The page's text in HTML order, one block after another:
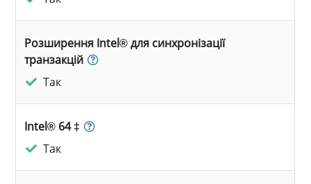
Розширення Intel® для синхронізації
транзакцій
Так
Intel® 64 ‡
Так